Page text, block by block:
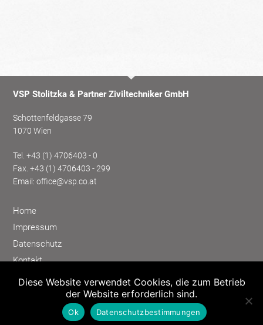
VSP Stolitzka & Partner Ziviltechniker GmbH
Schottenfeldgasse 79
1070 Wien
Tel.+43 (1) 4706403 - 0
Fax. +43 (1) 4706403 - 299
Email:office@vsp.co.at
Home
Impressum
Datenschutz
Kontakt
Kundenbereich
Karriere bei VSP
Diese Website verwendet Cookies, die zum Betrieb
der Website erforderlich sind.
Ok Datenschutzbestimmungen